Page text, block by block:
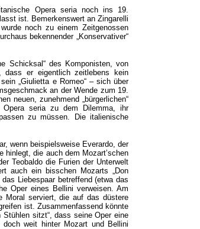
Opera seria noch ins 19.
ist. Bemerkenswert an Zingarelli
noch zu einem Zeitgenossen
bekennender „Konservativer“
Schicksal“ des Komponisten, von
dass er eigentlich zeitlebens kein
„Giulietta e Romeo“ – sich über
an der Wende zum 19.
neuen, zunehmend „bürgerlichen“
Opera seria zu dem Dilemma, ihr
zu müssen. Die italienische
wenn beispielsweise Everardo, der
hinlegt, die auch dem Mozart’schen
Teobaldo die Furien der Unterwelt
auch ein bisschen Mozarts „Don
Liebespaar betreffend (etwa das
Oper eines Bellini verweisen. Am
Moral serviert, die auf das düstere
ist. Zusammenfassend könnte
sitzt“, dass seine Oper eine
weit hinter Mozart und Bellini